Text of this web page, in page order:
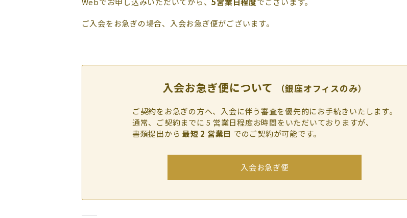
ご入会をお急ぎの場合、入会お急ぎ便がございます。
入会お急ぎ便について （銀座オフィスのみ）
ご契約をお急ぎの方へ、入会に伴う審査を優先的にお手続きいたします。
通常、ご契約までに 5 営業日程度お時間をいただいておりますが、
書類提出から 最短 2 営業日 でのご契約が可能です。
入会お急ぎ便